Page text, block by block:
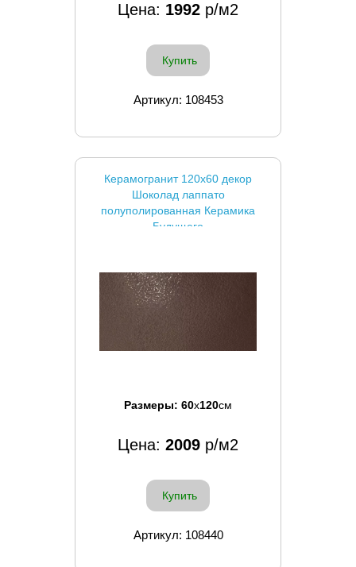
Цена: 1992 р/м2
Купить
Артикул: 108453
Керамогранит 120x60 декор
Шоколад лаппато
полуполированная Керамика
Будущего
Размеры: 60x120см
Цена: 2009 р/м2
Купить
Артикул: 108440